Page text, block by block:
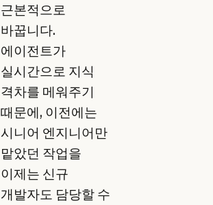
근본적으로
바꿉니다.
에이전트가
실시간으로 지식
격차를 메워주기
때문에, 이전에는
시니어 엔지니어만
맡았던 작업을
이제는 신규
개발자도 담당할 수